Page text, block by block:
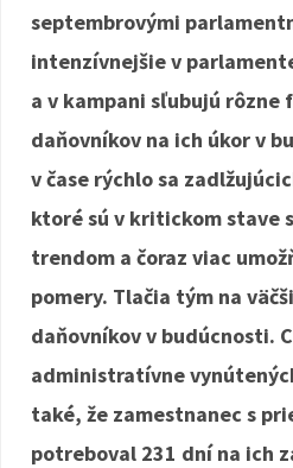
septembrovými
intenzívnejšie v
a v kampani sľubujú rôzne
daňovníkov na ich úkor v
v čase rýchlo sa
ktoré sú v kritickom stave
trendom a čoraz viac
pomery. Tlačia tým na
daňovníkov v budúcnosti.
administratívne
také, že zamestnanec s
potreboval 231 dní na ich